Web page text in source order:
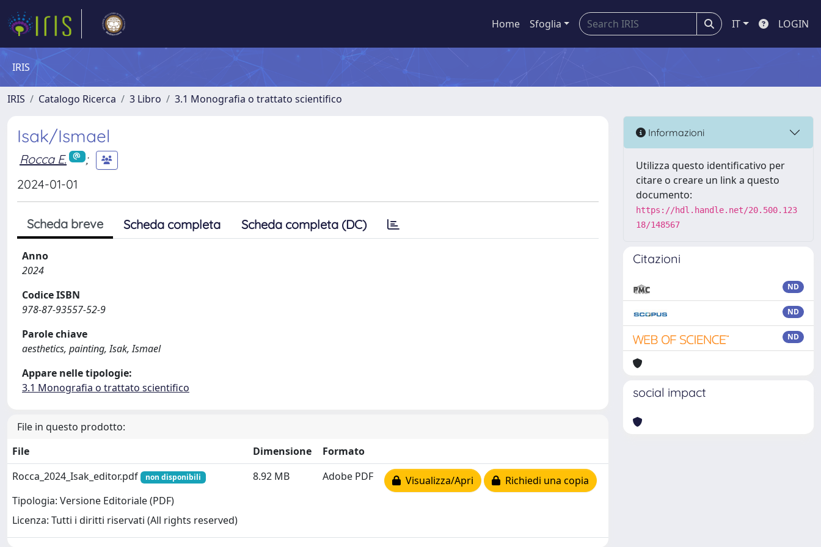
Home Sfoglia IT LOGIN
IRIS
IRIS Catalogo Ricerca 3 Libro 3.1 Monografia o trattato scientifico
Isak/Ismael
Rocca E.
;
2024-01-01
Scheda breve Scheda completa Scheda completa (DC)
Anno
2024
Codice ISBN
978-87-93557-52-9
Parole chiave
aesthetics, painting, Isak, Ismael
Appare nelle tipologie:
3.1 Monografia o trattato scientifico
File in questo prodotto:
File
Dimensione
Formato
Rocca_2024_Isak_editor.pdf
non disponibili
Tipologia: Versione Editoriale (PDF)
Licenza: Tutti i diritti riservati (All rights reserved)
8.92 MB Adobe PDF Visualizza/Apri Richiedi una copia
Informazioni
Utilizza questo identificativo per
citare o creare un link a questo
documento:
https://hdl.handle.net/20.500.123
18/148567
Citazioni
ND
ND
ND
social impact